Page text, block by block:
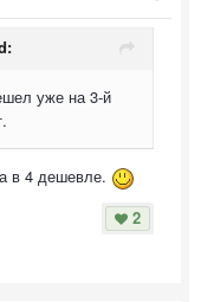
уже на 3-й
в 4 дешевле.
2